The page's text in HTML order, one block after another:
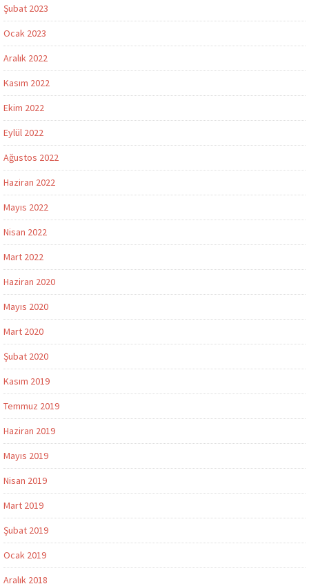
Şubat 2023
Ocak 2023
Aralık 2022
Kasım 2022
Ekim 2022
Eylül 2022
Ağustos 2022
Haziran 2022
Mayıs 2022
Nisan 2022
Mart 2022
Haziran 2020
Mayıs 2020
Mart 2020
Şubat 2020
Kasım 2019
Temmuz 2019
Haziran 2019
Mayıs 2019
Nisan 2019
Mart 2019
Şubat 2019
Ocak 2019
Aralık 2018